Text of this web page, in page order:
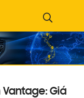
Giá